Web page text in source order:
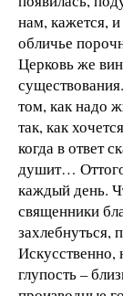
нам, кажется,
обличье
Церковь же
том, как надо
так, как
когда в ответ
душит…
каждый день.
священники
захлебнуться,
Искусственно,
глупость –